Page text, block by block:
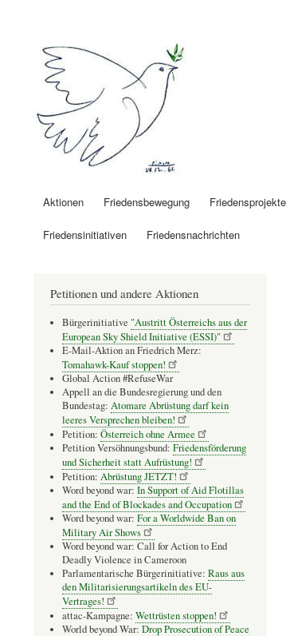
Hauptnavigation
Aktionen Friedensbewegung Friedensprojekte
Friedensinitiativen Friedensnachrichten
Petitionen und andere Aktionen
Bürgerinitiative "Austritt Österreichs aus der
European Sky Shield Initiative (ESSI)"
E-Mail-Aktion an Friedrich Merz:
Tomahawk-Kauf stoppen!
Global Action #RefuseWar
Appell an die Bundesregierung und den
Bundestag: Atomare Abrüstung darf kein
leeres Versprechen bleiben!
Petition: Österreich ohne Armee
Petition Versöhnungsbund: Friedensförderung
und Sicherheit statt Aufrüstung!
Petition: Abrüstung JETZT!
Word beyond war: In Support of Aid Flotillas
and the End of Blockades and Occupation
Word beyond war: For a Worldwide Ban on
Military Air Shows
Word beyond war: Call for Action to End
Deadly Violence in Cameroon
Parlamentarische Bürgerinitiative: Raus aus
den Militarisierungsartikeln des EU-
Vertrages!
attac-Kampagne: Wettrüsten stoppen!
World beyond War: Drop Prosecution of Peace